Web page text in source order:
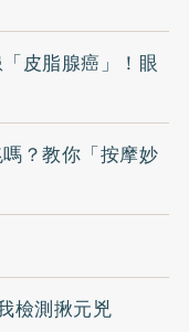
皮脂腺癌」！眼
？教你「按摩妙
檢測揪元兇